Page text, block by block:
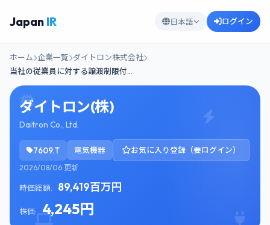
Japan IR 日本語 ログイン
ホーム 企業一覧 ダイトロン株式会社
当社の従業員に対する譲渡制限付…
ダイトロン(株)
Daitron Co., Ltd.
7609.T 電気機器 お気に入り登録（要ログイン）
2026/08/06 更新
時価総額: 89,419百万円
株価: 4,245円